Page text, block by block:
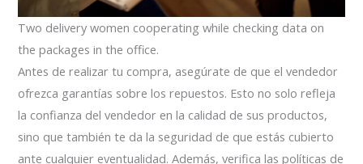
Two delivery women cooperating while checking data on
the packages in the office.
Antes de realizar tu compra, asegúrate de que el vendedor
ofrezca garantías sobre los repuestos. Esto no solo refleja
la confianza del vendedor en la calidad de sus productos,
sino que también te da la seguridad de que estás cubierto
ante cualquier eventualidad. Además, verifica las políticas de